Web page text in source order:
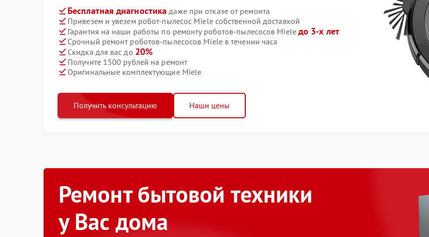
Бесплатная диагностика даже при отказе от ремонта
Привезем и увезем робот-пылесос Miele собственной доставкой
Гарантия на наши работы по ремонту роботов-пылесосов Miele до 3-х лет
Срочный ремонт роботов-пылесосов Miele в течении часа
Скидка для вас до 20%
Получите 1500 рублей на ремонт
Оригинальные комплектующие Miele
Получить консультацию Наши цены
Ремонт бытовой техники
у Вас дома